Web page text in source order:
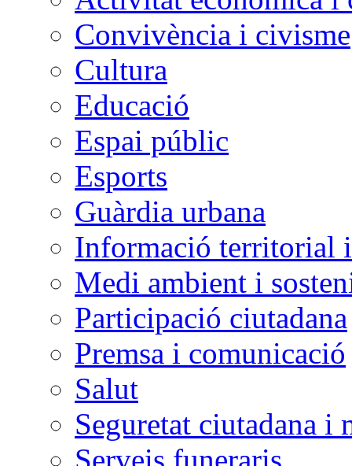
Convivència i civisme
Cultura
Educació
Espai públic
Esports
Guàrdia urbana
Informació territorial
Medi ambient i
Participació ciutadana
Premsa i comunicació
Salut
Seguretat ciutadana i
Serveis funeraris